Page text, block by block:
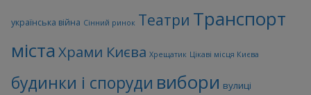
українська війна Сінний ринок Театри Транспорт
міста Храми Києва Хрещатик Цікаві місця Києва
будинки і споруди вибори вулиці